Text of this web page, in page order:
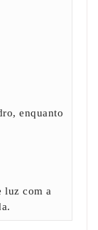
enquanto
luz com a